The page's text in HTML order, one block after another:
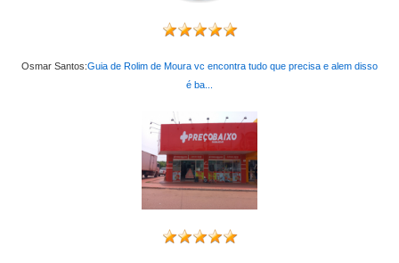
Osmar Santos:Guia de Rolim de Moura vc encontra tudo que precisa e alem disso
é ba...